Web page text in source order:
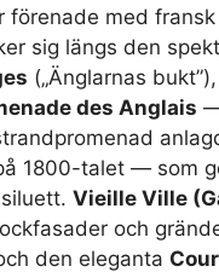
förenade med
sig längs den
(„Änglarnas
des Anglais
1800-talet — som
Vieille Ville
och
den eleganta